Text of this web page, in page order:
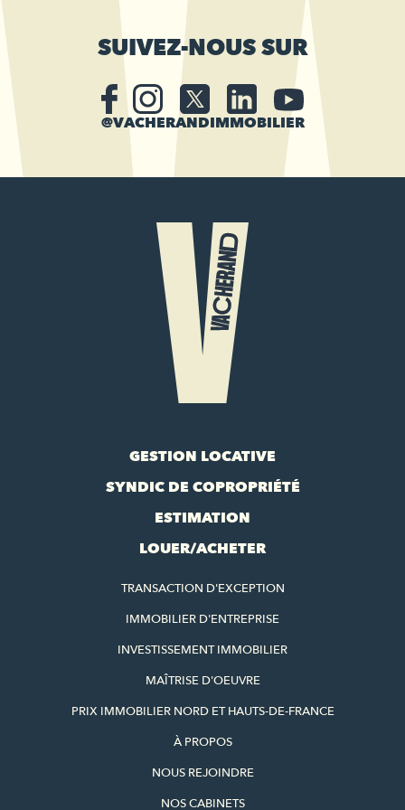
SUIVEZ-NOUS SUR
@VACHERANDIMMOBILIER
GESTION LOCATIVE
SYNDIC DE COPROPRIÉTÉ
ESTIMATION
LOUER/ACHETER
TRANSACTION D'EXCEPTION
IMMOBILIER D'ENTREPRISE
INVESTISSEMENT IMMOBILIER
MAÎTRISE D'OEUVRE
PRIX IMMOBILIER NORD ET HAUTS-DE-FRANCE
À PROPOS
NOUS REJOINDRE
NOS CABINETS